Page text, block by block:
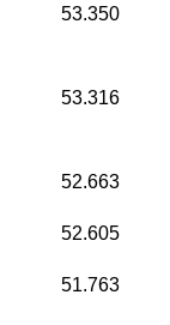
53.350
53.316
52.663
52.605
51.763